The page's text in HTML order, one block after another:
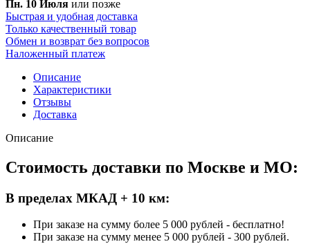
Пн. 10 Июля или позже
Быстрая и удобная доставка
Только качественный товар
Обмен и возврат без вопросов
Наложенный платеж
Описание
Характеристики
Отзывы
Доставка
Описание
Стоимость доставки по Москве и МО:
В пределах МКАД + 10 км:
При заказе на сумму более 5 000 рублей - бесплатно!
При заказе на сумму менее 5 000 рублей - 300 рублей.